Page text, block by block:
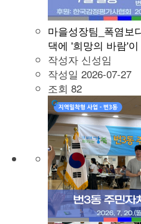
마을성장팀_폭염보
댁에 '희망의 바람'
작성자 신성임
작성일 2026-07-27
조회 82